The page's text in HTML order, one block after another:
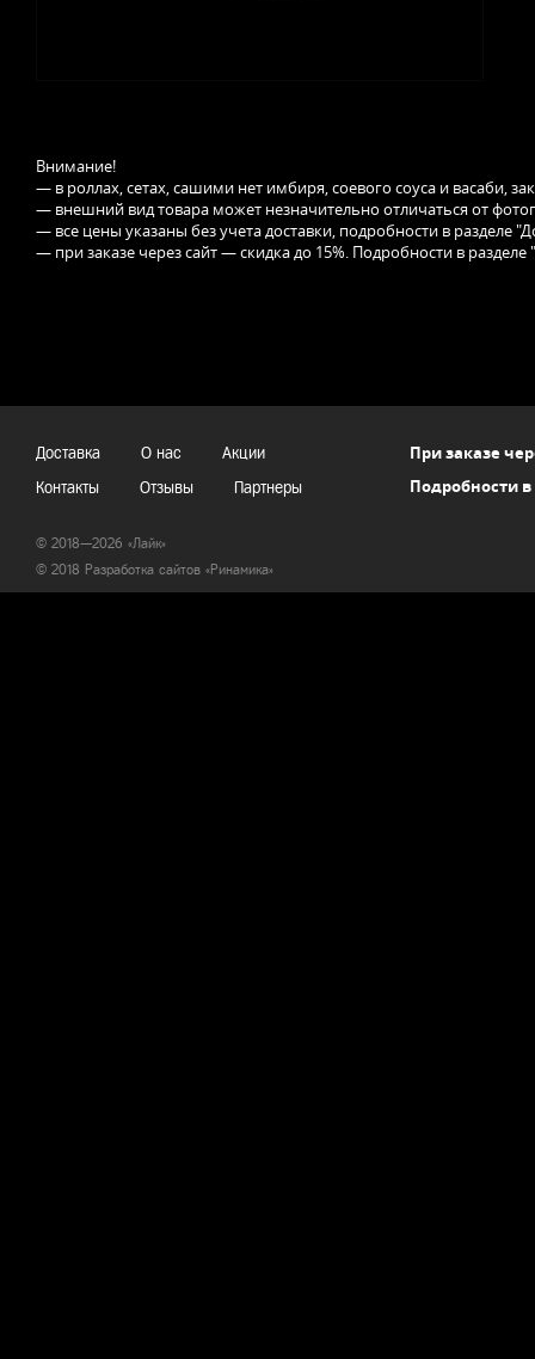
Внимание!
— в роллах, сетах, сашими нет имбиря, соевого соуса и васаби,
— внешний вид товара может незначительно отличаться от
— все цены указаны без учета доставки, подробности в разделе
— при заказе через сайт — скидка до 15%. Подробности в разделе
Доставка О нас
Акции
Контакты
Отзывы Партнеры
© 2018—2026 «Лайк»
© 2018 Разработка сайтов «Ринамика»
При заказе
Подробности